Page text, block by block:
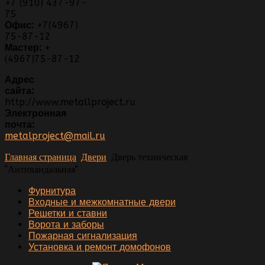
+7 (910) 437-97-
75
Офис: +7(4967)
75-87-12
Мастер: +
(4967)75-87-12
Адрес
сайта:
http://www.metallproject.ru
Электронная
почта:
metalproject@mail.ru
Главная страница Двери
Дверь техническая
"Антивандальная"
Фурнитура
Входные и межкомнатные двери
Решетки и ставни
Ворота и заборы
Пожарная сигнализация
Установка и ремонт домофонов